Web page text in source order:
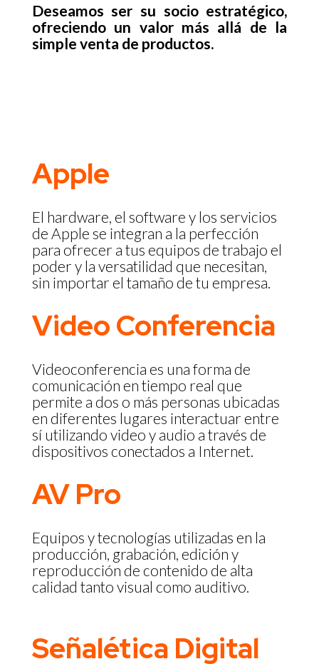
Deseamos ser su socio estratégico,
ofreciendo un valor más allá de la
simple venta de productos.
Apple
El hardware, el software y los servicios
de Apple se integran a la perfección
para ofrecer a tus equipos de trabajo el
poder y la versatilidad que necesitan,
sin importar el tamaño de tu empresa.
Video Conferencia
Videoconferencia es una forma de
comunicación en tiempo real que
permite a dos o más personas ubicadas
en diferentes lugares interactuar entre
sí utilizando video y audio a través de
dispositivos conectados a Internet.
AV Pro
Equipos y tecnologías utilizadas en la
producción, grabación, edición y
reproducción de contenido de alta
calidad tanto visual como auditivo.
Señalética Digital